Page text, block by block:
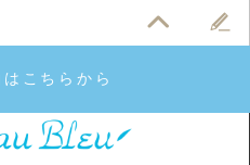
こちらから